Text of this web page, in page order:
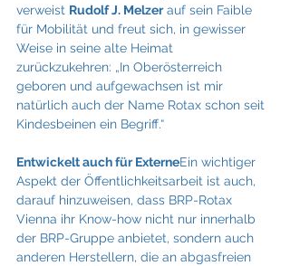
verweist Rudolf J. Melzer auf sein Faible
für Mobilität und freut sich, in gewisser
Weise in seine alte Heimat
zurückzukehren: „In Oberösterreich
geboren und aufgewachsen ist mir
natürlich auch der Name Rotax schon seit
Kindesbeinen ein Begriff.“
Entwickelt auch für ExterneEin wichtiger
Aspekt der Öffentlichkeitsarbeit ist auch,
darauf hinzuweisen, dass BRP-Rotax
Vienna ihr Know-how nicht nur innerhalb
der BRP-Gruppe anbietet, sondern auch
anderen Herstellern, die an abgasfreien